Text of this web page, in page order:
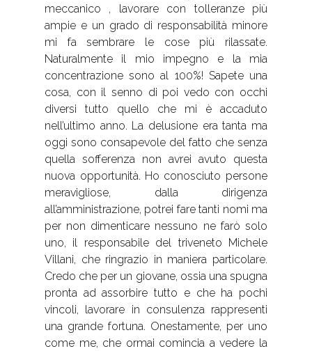
meccanico , lavorare con tolleranze più
ampie e un grado di responsabilità minore
mi fa sembrare le cose più rilassate.
Naturalmente il mio impegno e la mia
concentrazione sono al 100%! Sapete una
cosa, con il senno di poi vedo con occhi
diversi tutto quello che mi è accaduto
nell’ultimo anno. La delusione era tanta ma
oggi sono consapevole del fatto che senza
quella sofferenza non avrei avuto questa
nuova opportunità. Ho conosciuto persone
meravigliose, dalla dirigenza
all’amministrazione, potrei fare tanti nomi ma
per non dimenticare nessuno ne farò solo
uno, il responsabile del triveneto Michele
Villani, che ringrazio in maniera particolare.
Credo che per un giovane, ossia una spugna
pronta ad assorbire tutto e che ha pochi
vincoli, lavorare in consulenza rappresenti
una grande fortuna. Onestamente, per uno
come me, che ormai comincia a vedere la